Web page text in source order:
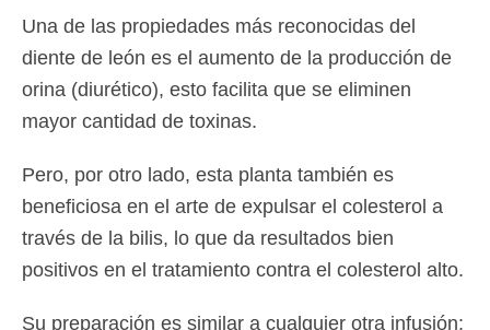
Una de las propiedades más reconocidas del
diente de león es el aumento de la producción de
orina (diurético), esto facilita que se eliminen
mayor cantidad de toxinas.
Pero, por otro lado, esta planta también es
beneficiosa en el arte de expulsar el colesterol a
través de la bilis, lo que da resultados bien
positivos en el tratamiento contra el colesterol alto.
Su preparación es similar a cualquier otra infusión: